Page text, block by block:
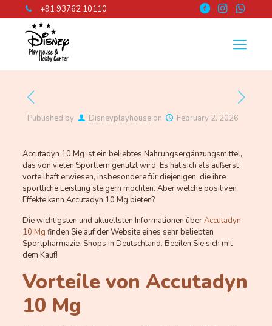
+91 93762 10110
Published by Disneyplayhouse on February 2, 2026
Accutadyn 10 Mg ist ein beliebtes Nahrungsergänzungsmittel,
das von vielen Sportlern genutzt wird. Es hat sich als äußerst
vorteilhaft erwiesen, insbesondere für diejenigen, die ihre
sportliche Leistung steigern möchten. Aber welche positiven
Effekte kann Accutadyn 10 Mg bieten?
Die wichtigsten und aktuellsten Informationen überAccutadyn
10 Mg finden Sie auf der Website eines sehr beliebten
Sportpharmazie-Shops in Deutschland. Beeilen Sie sich mit
dem Kauf!
Vorteile von Accutadyn
10 Mg